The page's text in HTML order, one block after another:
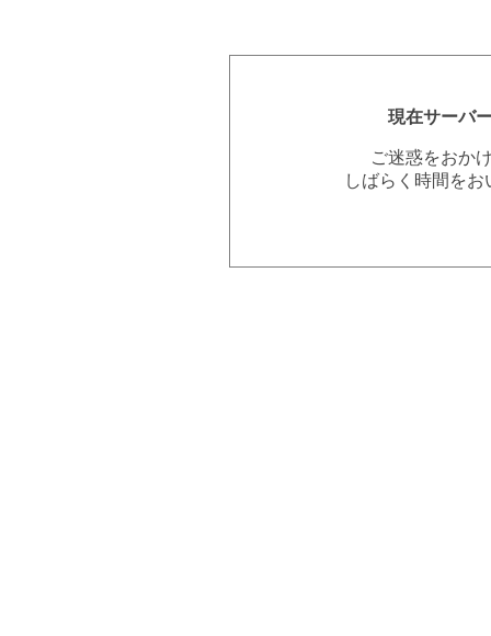
現在サーバ
ご迷惑をおか
しばらく時間を